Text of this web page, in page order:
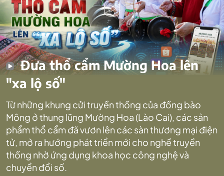
Đưa thổ cẩm Mường Hoa lên
"xa lộ số"
Từ những khung cửi truyền thống của đồng bào
Mông ở thung lũng Mường Hoa (Lào Cai), các sản
phẩm thổ cẩm đã vươn lên các sàn thương mại điện
tử, mở ra hướng phát triển mới cho nghề truyền
thống nhờ ứng dụng khoa học công nghệ và
chuyển đổi số.